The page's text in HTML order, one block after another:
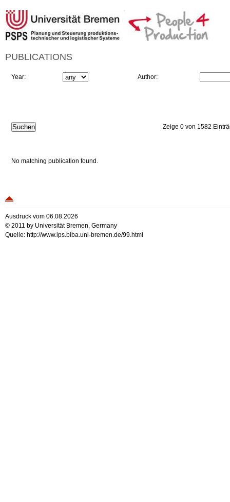
PUBLICATIONS
Year: Author:
Zeige 0 von 1582
No matching publication found.
Ausdruck vom 06.08.2026
© 2011 by Universität Bremen, Germany
Quelle: http://www.ips.biba.uni-bremen.de/99.html